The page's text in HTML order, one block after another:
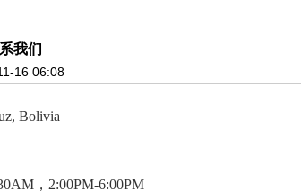
我们
16 06:08
Bolivia
，2:00PM-6:00PM